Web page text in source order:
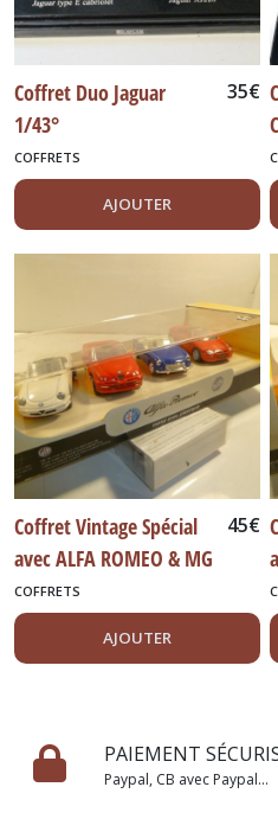
Coffret Duo Jaguar
1/43°
35€
COFFRETS
AJOUTER
Coffret Vintage Spécial
avec ALFA ROMEO & MG
45€
COFFRETS
AJOUTER
PAIEMENT
Paypal, CB avec Paypal...